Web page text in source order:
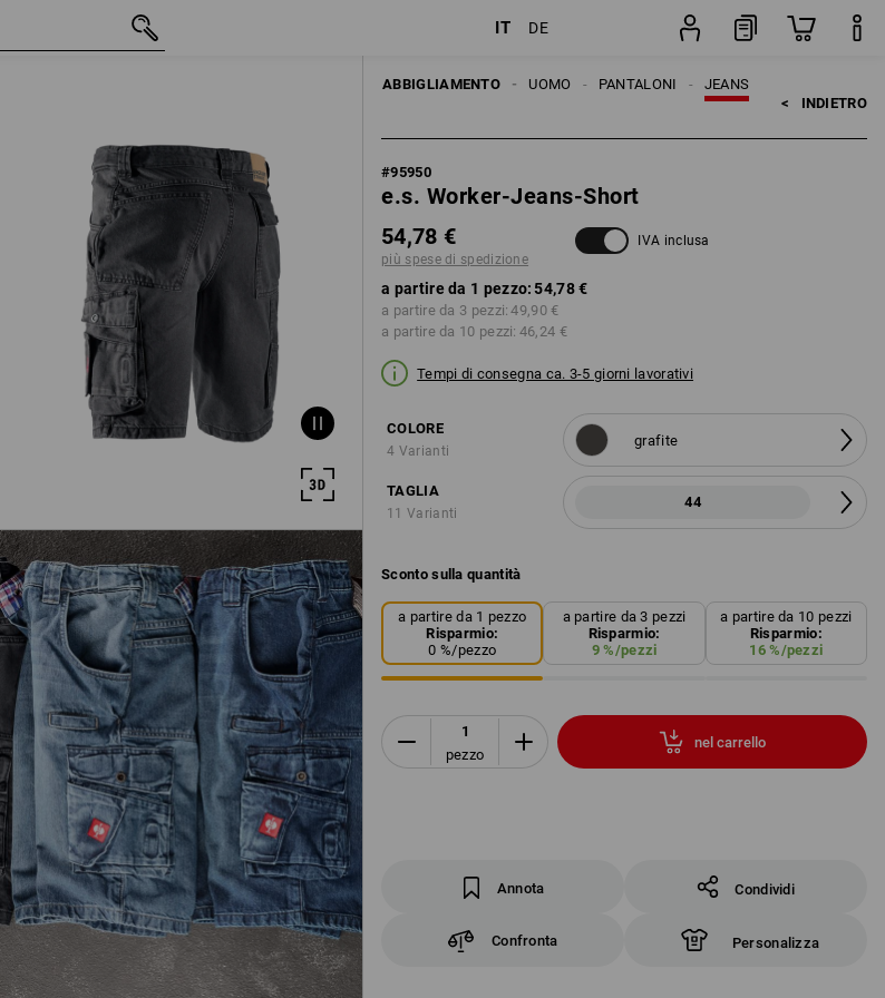
IT DE
ABBIGLIAMENTO JEANS
PANTALONI
UOMO
< INDIETRO
#95950
e.s. Worker-Jeans-Short
54,78 €
più spese di spedizione
IVA inclusa
a partire da 1 pezzo: 54,78 €
a partire da 3 pezzi: 49,90 €
a partire da 10 pezzi: 46,24 €
Tempi di consegna ca. 3-5 giorni lavorativi
COLORE
4 Varianti
grafite
TAGLIA
11 Varianti
44
Sconto sulla quantità
a partire da 1 pezzo
Risparmio:
0 %/pezzo
a partire da 3 pezzi
Risparmio:
9 %/pezzi
a partire da 10 pezzi
Risparmio:
16%/pezzi
pezzo
nel carrello
Annota Condividi
Confronta Personalizza
54,78 €